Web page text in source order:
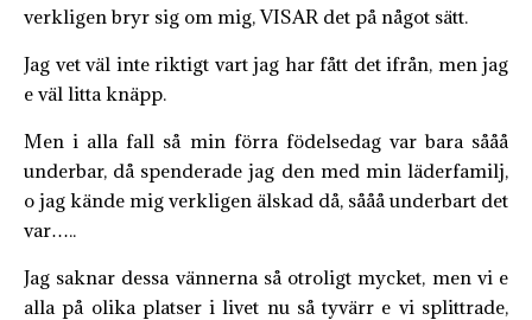
verkligen bryr sig om mig, VISAR det på något sätt.
Jag vet väl inte riktigt vart jag har fått det ifrån, men jag
e väl litta knäpp.
Men i alla fall så min förra födelsedag var bara sååå
underbar, då spenderade jag den med min läderfamilj,
o jag kände mig verkligen älskad då, sååå underbart det
var…..
Jag saknar dessa vännerna så otroligt mycket, men vi e
alla på olika platser i livet nu så tyvärr e vi splittrade,